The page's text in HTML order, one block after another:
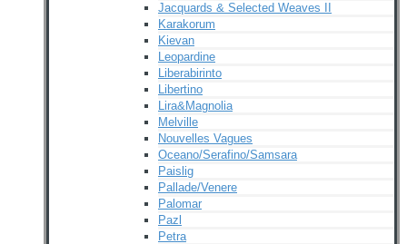
Jacquards & Selected Weaves II
Karakorum
Kievan
Leopardine
Liberabirinto
Libertino
Lira&Magnolia
Melville
Nouvelles Vagues
Oceano/Serafino/Samsara
Paislig
Pallade/Venere
Palomar
Pazl
Petra